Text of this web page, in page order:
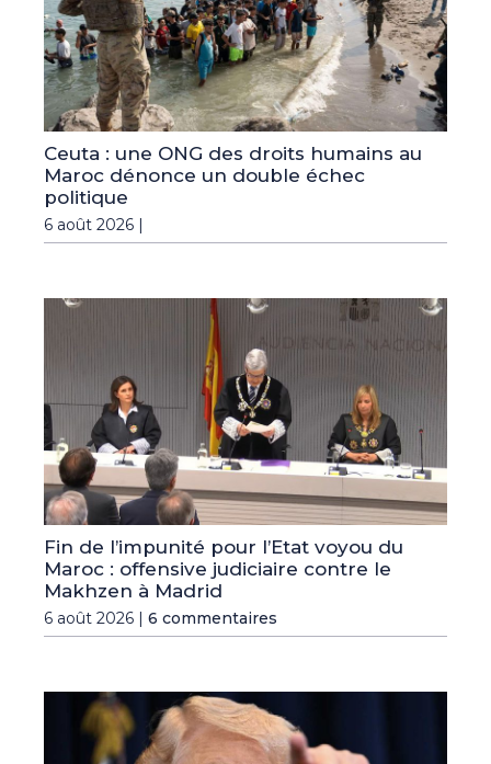
Ceuta : une ONG des droits humains au
Maroc dénonce un double échec
politique
6 août 2026 |
Fin de l’impunité pour l’Etat voyou du
Maroc : offensive judiciaire contre le
Makhzen à Madrid
6 août 2026 | 6 commentaires